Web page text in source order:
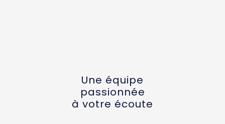
Une équipe
passionnée
à votre écoute